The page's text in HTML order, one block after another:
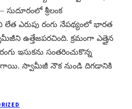
శ్రీలంక
ఎరుపు రంగు నేపథ్యంలో భారత
ఉత్తేజపరచింది. క్రమంగా ఎత్తైన
ఇసుకను సంతరించుకొన్న
స్వామీజీ నౌక నుండి దిగడానికి